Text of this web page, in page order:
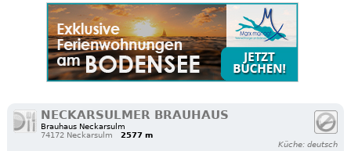
NECKARSULMER BRAUHAUS
Brauhaus Neckarsulm
74172 Neckarsulm
2577 m
Küche: deutsch